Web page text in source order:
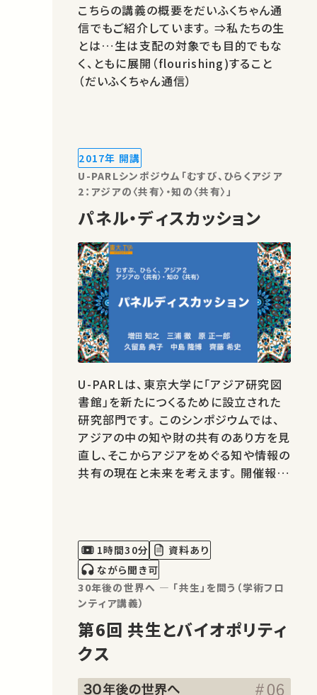
こちらの講義の概要をだいふくちゃん通
信でもご紹介しています。 ⇒私たちの生
とは…生は支配の対象でも目的でもな
く、ともに展開（flourishing)すること
（だいふくちゃん通信）
2017年 開講
U-PARLシンポジウム「むすび、ひらくアジア
2：アジアの〈共有〉・知の〈共有〉」
パネル・ディスカッション
U-PARLは、東京大学に「アジア研究図
書館」を新たにつくるために設立された
研究部門です。 このシンポジウムでは、
アジアの中の知や財の共有のあり方を見
直し、そこからアジアをめぐる知や情報の
共有の現在と未来を考えます。 開催報告
報センターが構築した情報システムに
つ…
1時間30分
資料あり
ながら聞き可
30年後の世界へ ― 「共生」を問う（学術フロ
ンティア講義）
第6回 共生とバイオポリティ
クス